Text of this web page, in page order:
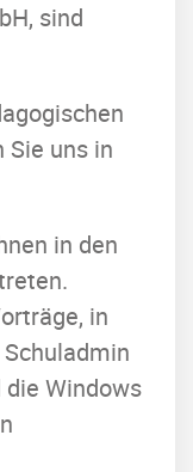
sind
Sie uns in
in den
in
Windows